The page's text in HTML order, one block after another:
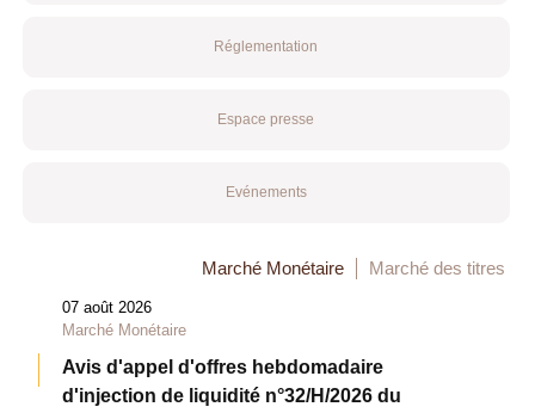
Réglementation
Espace presse
Evénements
Marché Monétaire Marché des titres
07 août 2026
Marché Monétaire
Avis d'appel d'offres hebdomadaire
d'injection de liquidité n°32/H/2026 du